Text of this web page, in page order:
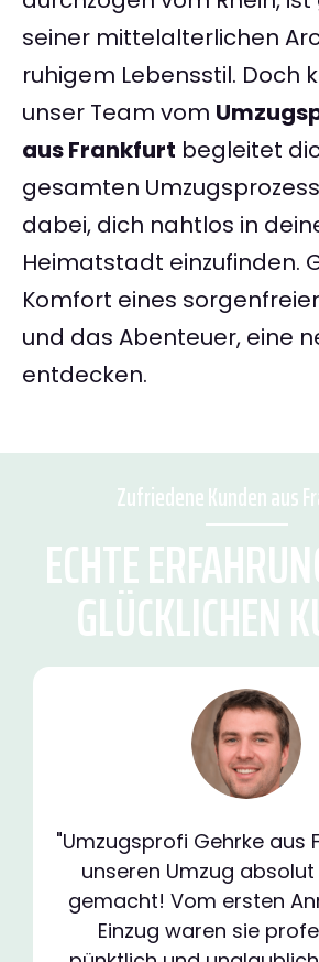
seiner mittelalterlichen
ruhigem Lebensstil. Doch
unser Team vom
aus Frankfurt begleitet
gesamten
dabei, dich nahtlos in
Heimatstadt einzufinden.
Komfort eines
und das Abenteuer, eine
entdecken.
Zufriedene Kunden aus
ECHTE
GLÜCKLICHEN
"Umzugsprofi Gehrke aus
unseren Umzug
gemacht! Vom ersten
Einzug waren sie